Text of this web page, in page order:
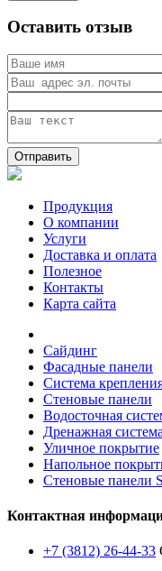
Оставить отзыв
Отправить
Продукция
О компании
Услуги
Доставка и оплата
Полезное
Контакты
Карта сайта
Сайдинг
Фасадные панели
Система
Стеновые панели
Водосточная
Дренажная система
Уличное покрытие
Напольное
Стеновые панели
Контактная
+7 (3812) 26-44-33